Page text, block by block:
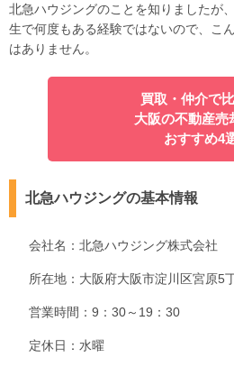
北急ハウジングのことを知りましたが
生で何度もある経験ではないので、こ
はありません。
買取・仲介で比
大阪の不動産売
おすすめ4
北急ハウジングの基本情報
会社名：北急ハウジング株式会社
所在地：大阪府大阪市淀川区宮原5
営業時間：9：30～19：30
定休日：水曜